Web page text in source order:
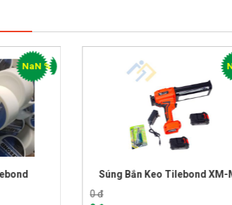
Keo Tilebond XM-MFQ
Keo Chít